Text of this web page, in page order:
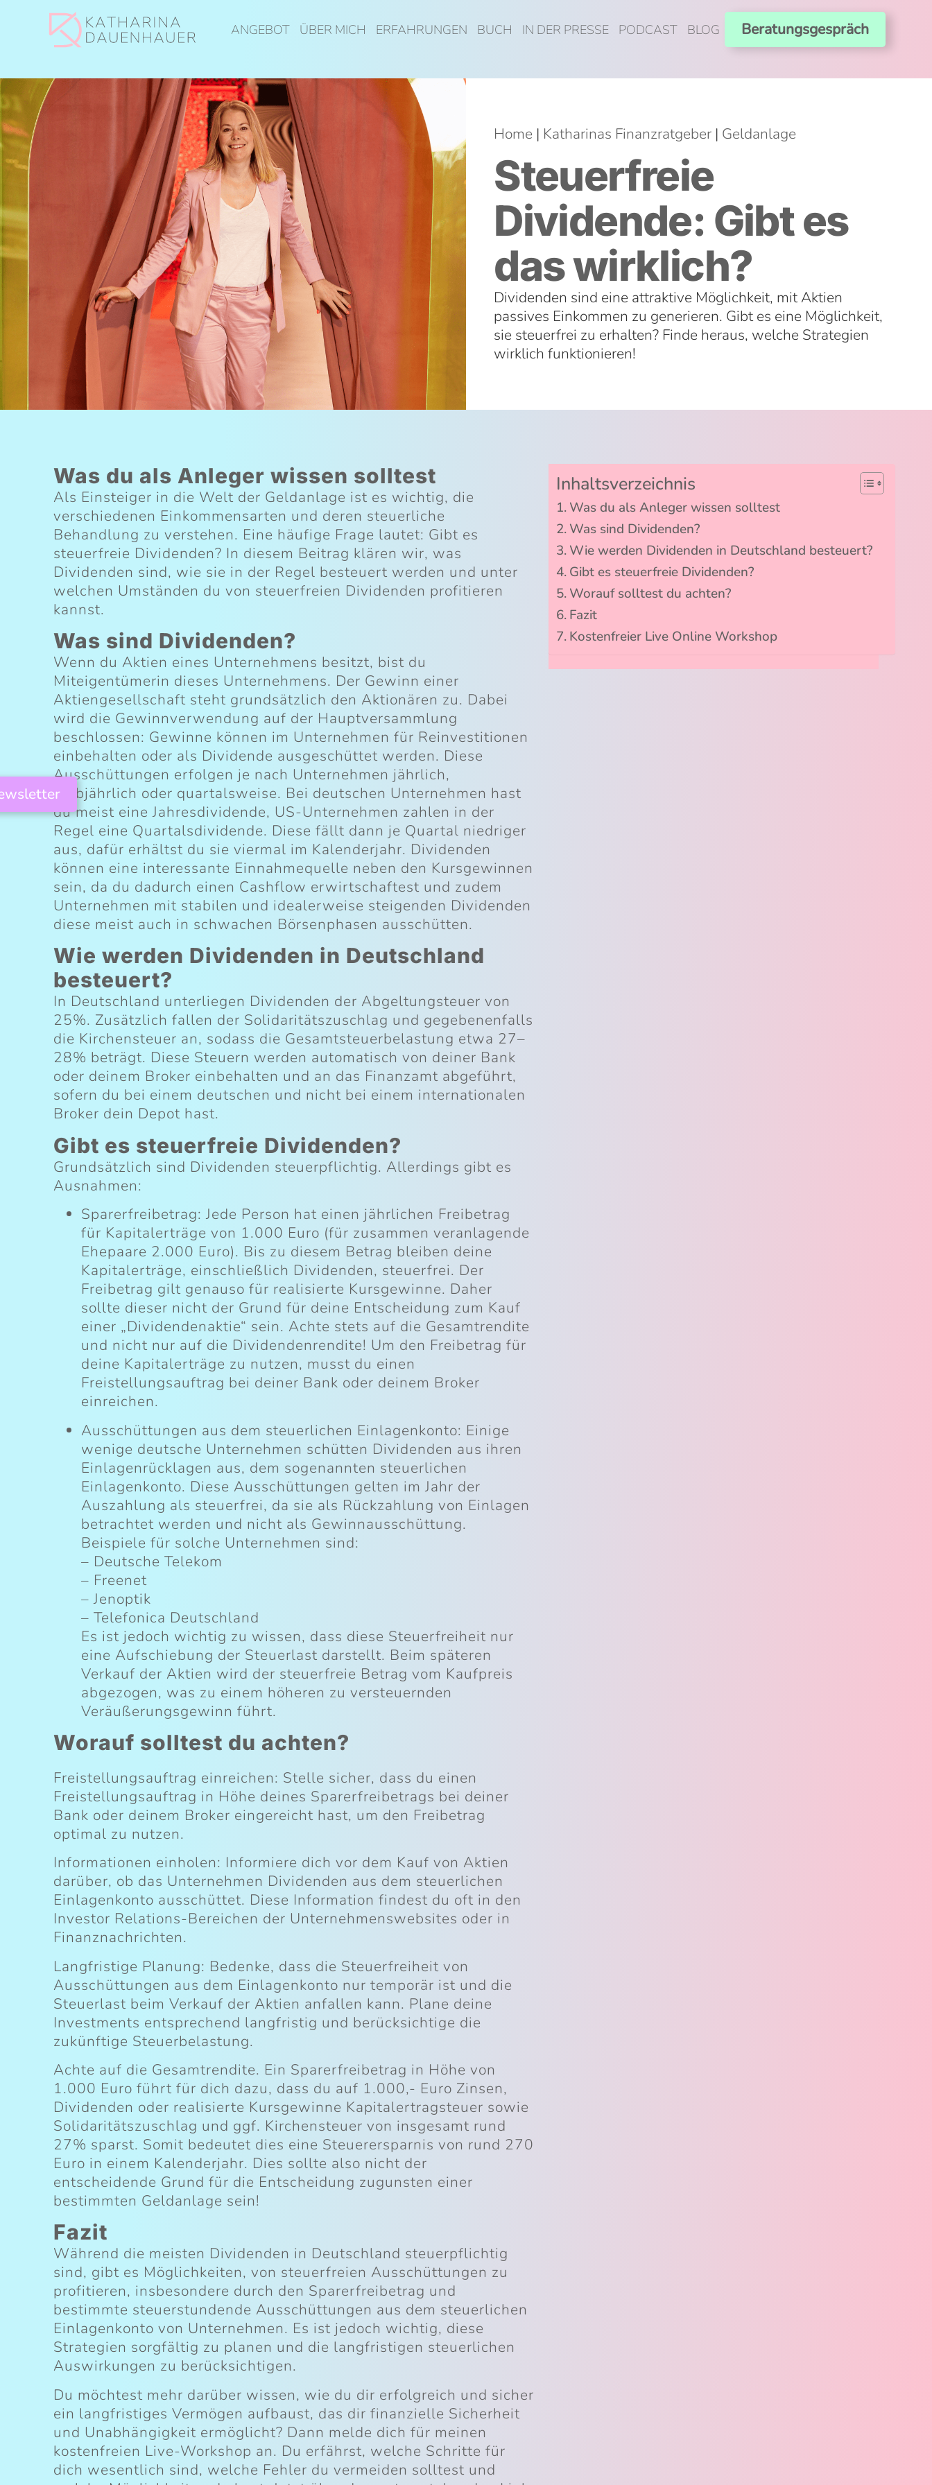
ANGEBOT ÜBER MICH ERFAHRUNGEN BUCH IN DER PRESSE PODCAST BLOG Beratungsgespräch
Home | Katharinas Finanzratgeber | Geldanlage
Steuerfreie
Dividende: Gibt es
das wirklich?
Dividenden sind eine attraktive Möglichkeit, mit Aktien
passives Einkommen zu generieren. Gibt es eine Möglichkeit,
sie steuerfrei zu erhalten? Finde heraus, welche Strategien
wirklich funktionieren!
Was du als Anleger wissen solltest
Als Einsteiger in die Welt der Geldanlage ist es wichtig, die
verschiedenen Einkommensarten und deren steuerliche
Behandlung zu verstehen. Eine häufige Frage lautet: Gibt es
steuerfreie Dividenden? In diesem Beitrag klären wir, was
Dividenden sind, wie sie in der Regel besteuert werden und unter
welchen Umständen du von steuerfreien Dividenden profitieren
kannst.
Was sind Dividenden?
Wenn du Aktien eines Unternehmens besitzt, bist du
Miteigentümerin dieses Unternehmens. Der Gewinn einer
Aktiengesellschaft steht grundsätzlich den Aktionären zu. Dabei
wird die Gewinnverwendung auf der Hauptversammlung
beschlossen: Gewinne können im Unternehmen für Reinvestitionen
einbehalten oder als Dividende ausgeschüttet werden. Diese
Ausschüttungen erfolgen je nach Unternehmen jährlich,
halbjährlich oder quartalsweise. Bei deutschen Unternehmen hast
du meist eine Jahresdividende, US-Unternehmen zahlen in der
Regel eine Quartalsdividende. Diese fällt dann je Quartal niedriger
aus, dafür erhältst du sie viermal im Kalenderjahr. Dividenden
können eine interessante Einnahmequelle neben den Kursgewinnen
sein, da du dadurch einen Cashflow erwirtschaftest und zudem
Unternehmen mit stabilen und idealerweise steigenden Dividenden
diese meist auch in schwachen Börsenphasen ausschütten.
Wie werden Dividenden in Deutschland
besteuert?
In Deutschland unterliegen Dividenden der Abgeltungsteuer von
25%. Zusätzlich fallen der Solidaritätszuschlag und gegebenenfalls
die Kirchensteuer an, sodass die Gesamtsteuerbelastung etwa 27–
28% beträgt. Diese Steuern werden automatisch von deiner Bank
oder deinem Broker einbehalten und an das Finanzamt abgeführt,
sofern du bei einem deutschen und nicht bei einem internationalen
Broker dein Depot hast.
Gibt es steuerfreie Dividenden?
Grundsätzlich sind Dividenden steuerpflichtig. Allerdings gibt es
Ausnahmen:
Sparerfreibetrag: Jede Person hat einen jährlichen Freibetrag
für Kapitalerträge von 1.000 Euro (für zusammen veranlagende
Ehepaare 2.000 Euro). Bis zu diesem Betrag bleiben deine
Kapitalerträge, einschließlich Dividenden, steuerfrei. Der
Freibetrag gilt genauso für realisierte Kursgewinne. Daher
sollte dieser nicht der Grund für deine Entscheidung zum Kauf
einer „Dividendenaktie“ sein. Achte stets auf die Gesamtrendite
und nicht nur auf die Dividendenrendite! Um den Freibetrag für
deine Kapitalerträge zu nutzen, musst du einen
Freistellungsauftrag bei deiner Bank oder deinem Broker
einreichen.
Ausschüttungen aus dem steuerlichen Einlagenkonto: Einige
wenige deutsche Unternehmen schütten Dividenden aus ihren
Einlagenrücklagen aus, dem sogenannten steuerlichen
Einlagenkonto. Diese Ausschüttungen gelten im Jahr der
Auszahlung als steuerfrei, da sie als Rückzahlung von Einlagen
betrachtet werden und nicht als Gewinnausschüttung.
Beispiele für solche Unternehmen sind:
– Deutsche Telekom
– Freenet
– Jenoptik
– Telefonica Deutschland
Es ist jedoch wichtig zu wissen, dass diese Steuerfreiheit nur
eine Aufschiebung der Steuerlast darstellt. Beim späteren
Verkauf der Aktien wird der steuerfreie Betrag vom Kaufpreis
abgezogen, was zu einem höheren zu versteuernden
Veräußerungsgewinn führt.
Worauf solltest du achten?
Freistellungsauftrag einreichen: Stelle sicher, dass du einen
Freistellungsauftrag in Höhe deines Sparerfreibetrags bei deiner
Bank oder deinem Broker eingereicht hast, um den Freibetrag
optimal zu nutzen.
Informationen einholen: Informiere dich vor dem Kauf von Aktien
darüber, ob das Unternehmen Dividenden aus dem steuerlichen
Einlagenkonto ausschüttet. Diese Information findest du oft in den
Investor Relations-Bereichen der Unternehmenswebsites oder in
Finanznachrichten.
Langfristige Planung: Bedenke, dass die Steuerfreiheit von
Ausschüttungen aus dem Einlagenkonto nur temporär ist und die
Steuerlast beim Verkauf der Aktien anfallen kann. Plane deine
Investments entsprechend langfristig und berücksichtige die
zukünftige Steuerbelastung.
Achte auf die Gesamtrendite. Ein Sparerfreibetrag in Höhe von
1.000 Euro führt für dich dazu, dass du auf 1.000,- Euro Zinsen,
Dividenden oder realisierte Kursgewinne Kapitalertragsteuer sowie
Solidaritätszuschlag und ggf. Kirchensteuer von insgesamt rund
27% sparst. Somit bedeutet dies eine Steuerersparnis von rund 270
Euro in einem Kalenderjahr. Dies sollte also nicht der
entscheidende Grund für die Entscheidung zugunsten einer
bestimmten Geldanlage sein!
Fazit
Während die meisten Dividenden in Deutschland steuerpflichtig
sind, gibt es Möglichkeiten, von steuerfreien Ausschüttungen zu
profitieren, insbesondere durch den Sparerfreibetrag und
bestimmte steuerstundende Ausschüttungen aus dem steuerlichen
Einlagenkonto von Unternehmen. Es ist jedoch wichtig, diese
Strategien sorgfältig zu planen und die langfristigen steuerlichen
Auswirkungen zu berücksichtigen.
Du möchtest mehr darüber wissen, wie du dir erfolgreich und sicher
ein langfristiges Vermögen aufbaust, das dir finanzielle Sicherheit
und Unabhängigkeit ermöglicht? Dann melde dich für meinen
kostenfreien Live-Workshop an. Du erfährst, welche Schritte für
dich wesentlich sind, welche Fehler du vermeiden solltest und
Inhaltsverzeichnis
Was du als Anleger wissen solltest
Was sind Dividenden?
Wie werden Dividenden in Deutschland besteuert?
Gibt es steuerfreie Dividenden?
Worauf solltest du achten?
Fazit
Kosten­freier Live Online Workshop